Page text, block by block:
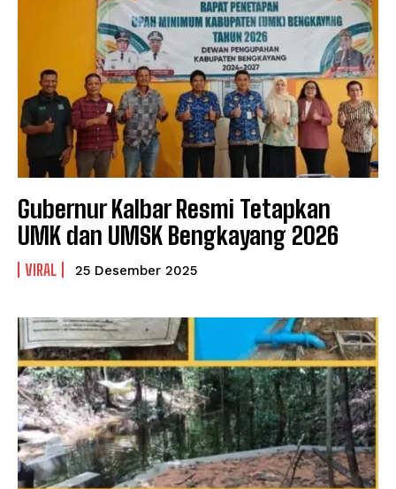
Gubernur Kalbar Resmi Tetapkan
UMK dan UMSK Bengkayang 2026
VIRAL 25 Desember 2025